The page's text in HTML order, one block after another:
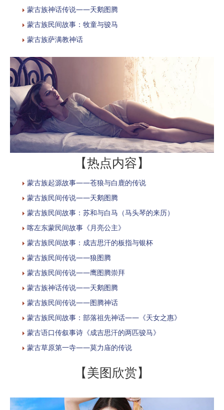
蒙古族神话传说——天鹅图腾
蒙古族民间故事：牧童与骏马
蒙古族萨满教神话
【热点内容】
蒙古族起源故事——苍狼与白鹿的传说
蒙古族民间传说——天鹅图腾
蒙古族民间故事：苏和与白马（马头琴的来历）
喀左东蒙民间故事《月亮公主》
蒙古族民间故事：成吉思汗的板指与银杯
蒙古族民间传说——狼图腾
蒙古族民间传说——鹰图腾崇拜
蒙古族神话传说——天鹅图腾
蒙古族民间传说——图腾神话
蒙古族民间故事：部落祖先神话——《天女之惠》
蒙古语口传叙事诗《成吉思汗的两匹骏马》
蒙古草原第一寺——莫力庙的传说
【美图欣赏】